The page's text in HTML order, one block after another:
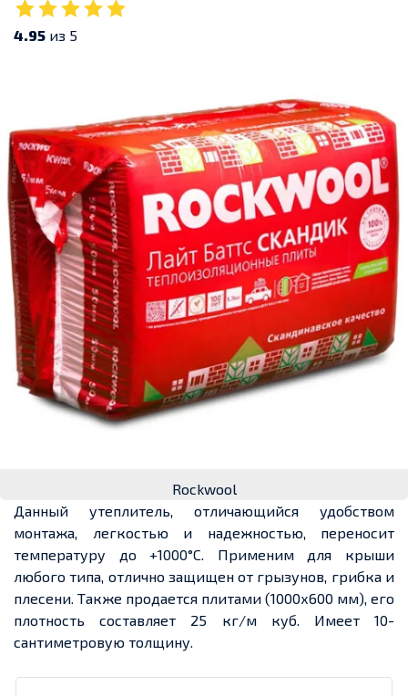
4.95 из 5
Rockwool
Данный утеплитель, отличающийся удобством
монтажа, легкостью и надежностью, переносит
температуру до +1000°С. Применим для крыши
любого типа, отлично защищен от грызунов, грибка и
плесени. Также продается плитами (1000х600 мм), его
плотность составляет 25 кг/м куб. Имеет 10-
сантиметровую толщину.